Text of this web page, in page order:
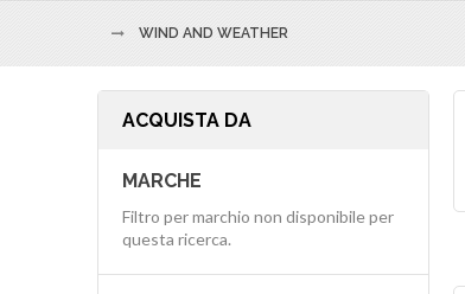
WIND AND WEATHER
ACQUISTA DA
MARCHE
Filtro per marchio non disponibile per
questa ricerca.